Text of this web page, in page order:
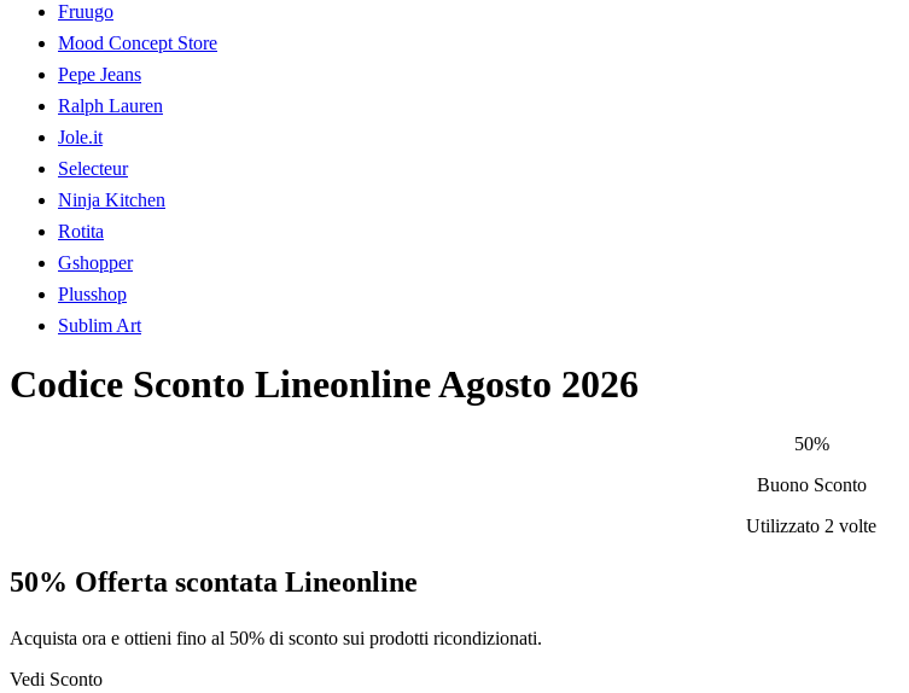
Fruugo
Mood Concept Store
Pepe Jeans
Ralph Lauren
Jole.it
Selecteur
Ninja Kitchen
Rotita
Gshopper
Plusshop
Sublim Art
Codice Sconto Lineonline Agosto 2026
50%
Buono Sconto
Utilizzato 2 volte
50% Offerta scontata Lineonline
Acquista ora e ottieni fino al 50% di sconto sui prodotti ricondizionati.
Vedi Sconto